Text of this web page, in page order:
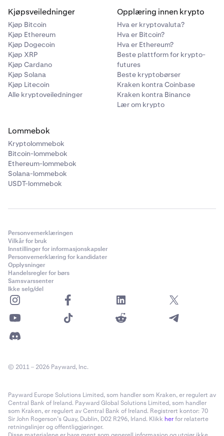
Kjøpsveiledninger
Kjøp Bitcoin
Kjøp Ethereum
Kjøp Dogecoin
Kjøp XRP
Kjøp Cardano
Kjøp Solana
Kjøp Litecoin
Alle kryptoveiledninger
Opplæring innen krypto
Hva er kryptovaluta?
Hva er Bitcoin?
Hva er Ethereum?
Beste plattform for krypto-
futures
Beste kryptobørser
Kraken kontra Coinbase
Kraken kontra Binance
Lær om krypto
Lommebok
Kryptolommebok
Bitcoin-lommebok
Ethereum-lommebok
Solana-lommebok
USDT-lommebok
Personvernerklæringen
Vilkår for bruk
Innstillinger for informasjonskapsler
Personvernerklæring for kandidater
Opplysninger
Handelsregler for børs
Samsvarssenter
Ikke selg/del
© 2011 – 2026 Payward, Inc.
Payward Europe Solutions Limited, som handler som Kraken, er regulert av
Central Bank of Ireland. Payward Global Solutions Limited, som handler
som Kraken, er regulert av Central Bank of Ireland. Registrert kontor: 70
Sir John Rogerson’s Quay, Dublin, D02 R296, Irland. Klikk herfor relaterte
retningslinjer og offentliggjøringer.